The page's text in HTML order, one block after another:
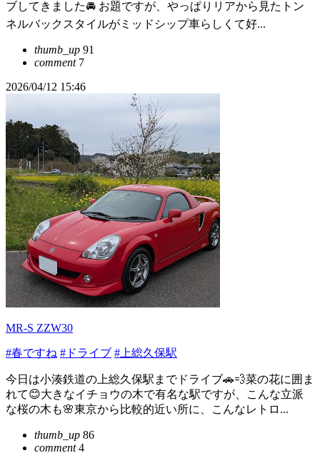
ブしてきました🚘️ お題ですが、やっぱりリアから見たトン
ネルバックスタイルがミッドシップ車らしくて好...
thumb_up 91
comment7
2026/04/12 15:46
MR-S ZZW30
#春ですね #ドライブ #上総久保駅
今日は小湊鉄道の上総久保駅までドライブ🚗💨菜の花に囲ま
れて😊大きなイチョウの木で有名な駅ですが、こんな立派
な桜の木も🌸東京から比較的近い所に、こんなレトロ...
thumb_up 86
comment4